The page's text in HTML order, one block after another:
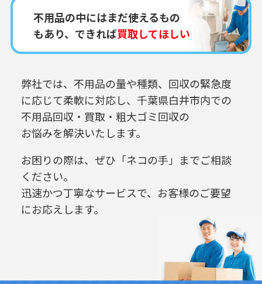
不用品の中にはまだ使えるもの
もあり、できれば買取してほしい
弊社では、不用品の量や種類、回収の緊急度
に応じて柔軟に対応し、 千葉県白井市内での
不用品回収・買取・粗大ゴミ回収の
お悩みを解決いたします。
お困りの際は、ぜひ「ネコの手」までご相談
ください。
迅速かつ丁寧なサービスで、お客様のご要望
にお応えします。